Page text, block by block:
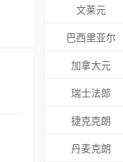
文莱元
巴西里亚尔
加拿大元
瑞士法郎
捷克克朗
丹麦克朗